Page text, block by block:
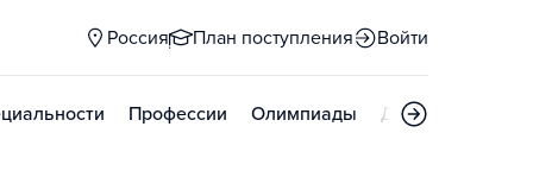
Россия План поступления Войти
Профессии Олимпиады Дни открытых